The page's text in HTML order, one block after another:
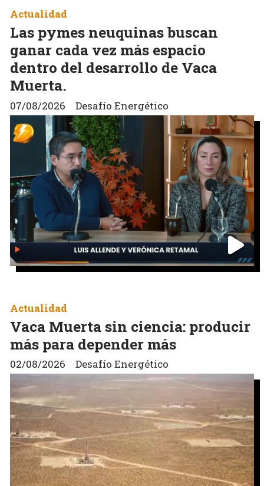
Las pymes neuquinas buscan
ganar cada vez más espacio
dentro del desarrollo de Vaca
Muerta.
Desafío Energético
Actualidad
07/08/2026
Vaca Muerta sin ciencia: producir
más para depender más
Desafío Energético
Actualidad
02/08/2026